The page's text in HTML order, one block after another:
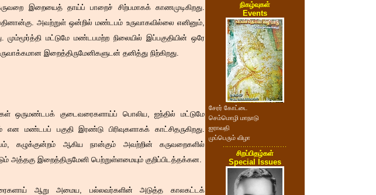
இறையைத் தாய்ப் பாறைச் சிற்பமாகக் காணமுடிகிறது.
அவற்றுள் ஒன்றில் மண்டபம் உருவாகவில்லை எனினும்,
மட்டுமே மண்டபமற்ற நிலையில் இப்பகுதியின் ஒரே
இறைத்திருமேனிகளுடன் தனித்து நிற்கிறது.
ஒருமண்டபக் குடைவரைகளாய்ப் பொலிய, ஐந்தில் மட்டுமே
பகுதி இரண்டு பிரிவுகளாகக் காட்சிதருகிறது.
கழுக்குன்றம் ஆகிய நான்கும் அவற்றின் கருவறைகளில்
அத்தகு இறைத்திருமேனி பெற்றுள்ளமையும் குறிப்பிடத்தக்கன.
ஆறு அமைய, பல்லவர்களின் அடுத்த காலகட்டக்
நிகழ்வுகள்
Events
சேரர் கோட்டை
செம்மொழி மாநாடு
ஐராவதி
முப்பெரும் விழா
சிறப்பிதழ்கள்
Special Issues